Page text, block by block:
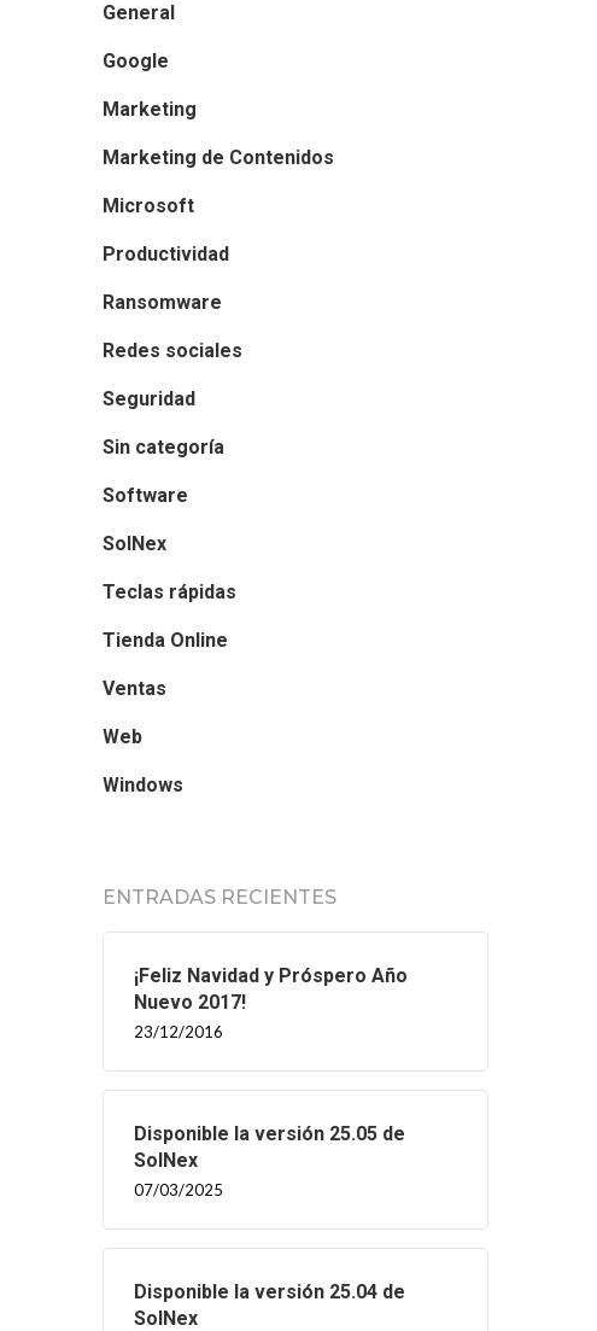
General
Google
Marketing
Marketing de Contenidos
Microsoft
Productividad
Ransomware
Redes sociales
Seguridad
Sin categoría
Software
SolNex
Teclas rápidas
Tienda Online
Ventas
Web
Windows
ENTRADAS RECIENTES
¡Feliz Navidad y Próspero Año
Nuevo 2017!
23/12/2016
Disponible la versión 25.05 de
SolNex
07/03/2025
Disponible la versión 25.04 de
SolNex